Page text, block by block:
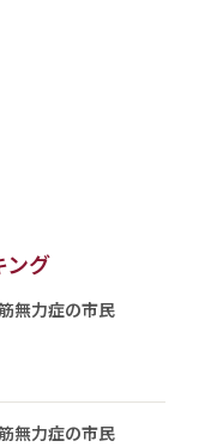
ング
無力症の市民
無力症の市民